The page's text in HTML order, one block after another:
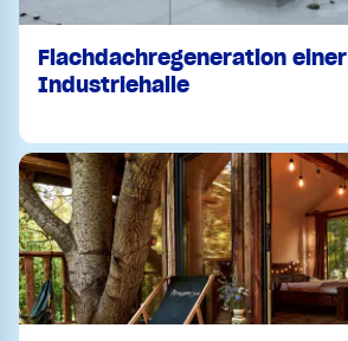
Flachdachregeneration einer
Industriehalle